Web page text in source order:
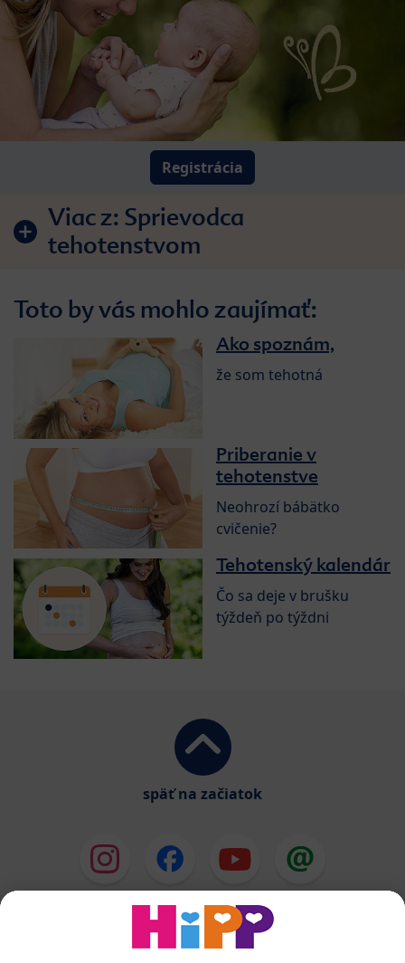
Registrácia
Viac z: Sprievodca
tehotenstvom
Toto by vás mohlo zaujímať:
Ako spoznám,
že som tehotná
Priberanie v
tehotenstve
Neohrozí bábätko
cvičenie?
Tehotenský kalendár
Čo sa deje v brušku
týždeň po týždni
späť na začiatok
HiPP Mlieka
HiPP Príkrmy